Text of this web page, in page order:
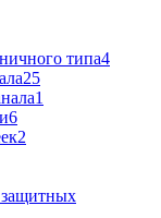
типа4
25
1
6
2